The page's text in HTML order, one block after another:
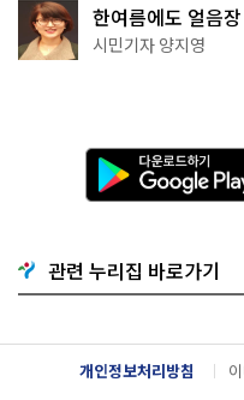
한여름에도 얼음
천국이네~
시민기자 양지영
다
운
로
기
G
o
g
l
e
관련 누리집 바로가기
개인정보처리방침